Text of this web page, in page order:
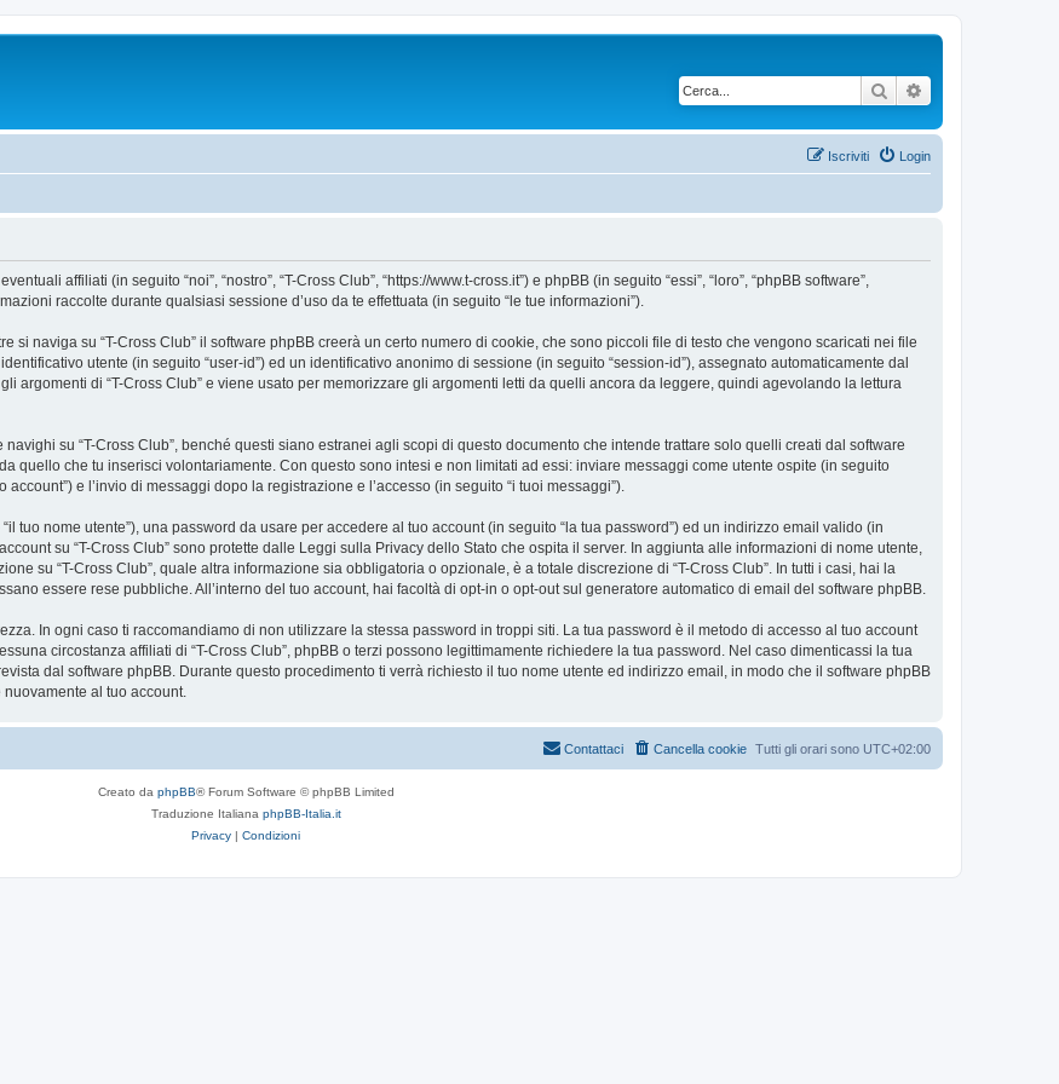
Cerca
Login
Iscriviti
affiliati (in seguito “noi”, “nostro”, “T-Cross Club”, “https://www.t-cross.it”) e phpBB (in seguito “essi”, “loro”, “phpBB software”,
raccolte durante qualsiasi sessione d’uso da te effettuata (in seguito “le tue informazioni”).
si naviga su “T-Cross Club” il software phpBB creerà un certo numero di cookie, che sono piccoli file di testo che vengono scaricati nei file
utente (in seguito “user-id”) ed un identificativo anonimo di sessione (in seguito “session-id”), assegnato automaticamente dal
argomenti di “T-Cross Club” e viene usato per memorizzare gli argomenti letti da quelli ancora da leggere, quindi agevolando la lettura
su “T-Cross Club”, benché questi siano estranei agli scopi di questo documento che intende trattare solo quelli creati dal software
quello che tu inserisci volontariamente. Con questo sono intesi e non limitati ad essi: inviare messaggi come utente ospite (in seguito
e l’invio di messaggi dopo la registrazione e l’accesso (in seguito “i tuoi messaggi”).
tuo nome utente”), una password da usare per accedere al tuo account (in seguito “la tua password”) ed un indirizzo email valido (in
su “T-Cross Club” sono protette dalle Leggi sulla Privacy dello Stato che ospita il server. In aggiunta alle informazioni di nome utente,
su “T-Cross Club”, quale altra informazione sia obbligatoria o opzionale, è a totale discrezione di “T-Cross Club”. In tutti i casi, hai la
essere rese pubbliche. All’interno del tuo account, hai facoltà di opt-in o opt-out sul generatore automatico di email del software phpBB.
In ogni caso ti raccomandiamo di non utilizzare la stessa password in troppi siti. La tua password è il metodo di accesso al tuo account
circostanza affiliati di “T-Cross Club”, phpBB o terzi possono legittimamente richiedere la tua password. Nel caso dimenticassi la tua
dal software phpBB. Durante questo procedimento ti verrà richiesto il tuo nome utente ed indirizzo email, in modo che il software phpBB
al tuo account.
Tutti gli orari sono UTC+02:00
Cancella cookie
Contattaci
Creato da phpBB® Forum Software © phpBB Limited
Traduzione Italiana phpBB-Italia.it
Privacy | Condizioni